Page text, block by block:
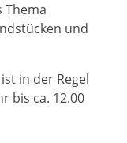
Thema
und
in der Regel
bis ca. 12.00